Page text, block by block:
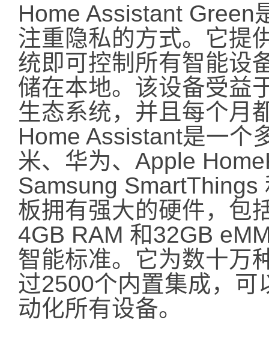
Home Assistant Green
注重隐私的方式。它提
统即可控制所有智能设
储在本地。该设备受益
生态系统，并且每个月
Home Assistant是一个
米、华为、Apple
Samsung SmartThings
板拥有强大的硬件，包
4GB RAM 和32GB
智能标准。它为数十万
过2500个内置集成，可
动化所有设备。